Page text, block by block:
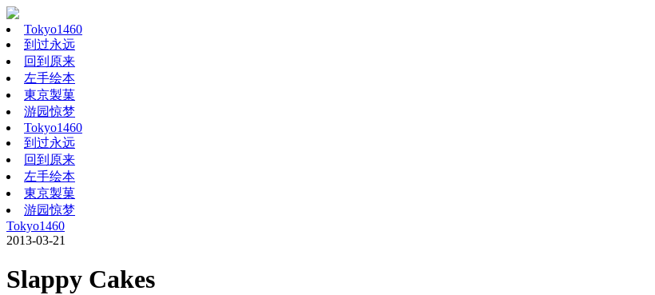
Tokyo1460
到过永远
回到原来
左手绘本
東京製菓
游园惊梦
Tokyo1460
到过永远
回到原来
左手绘本
東京製菓
游园惊梦
Tokyo1460
2013-03-21
Slappy Cakes